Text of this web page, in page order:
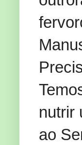
nutrir
ao